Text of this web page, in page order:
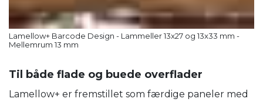
Lamellow+ Barcode Design - Lammeller 13x27 og 13x33 mm -
Mellemrum 13 mm
Til både flade og buede overflader
Lamellow+ er fremstillet som færdige paneler med